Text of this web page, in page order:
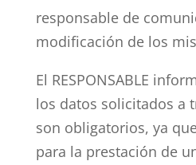
responsable de
modificación de los
El RESPONSABLE
los datos solicitados a
son obligatorios, ya
para la prestación de